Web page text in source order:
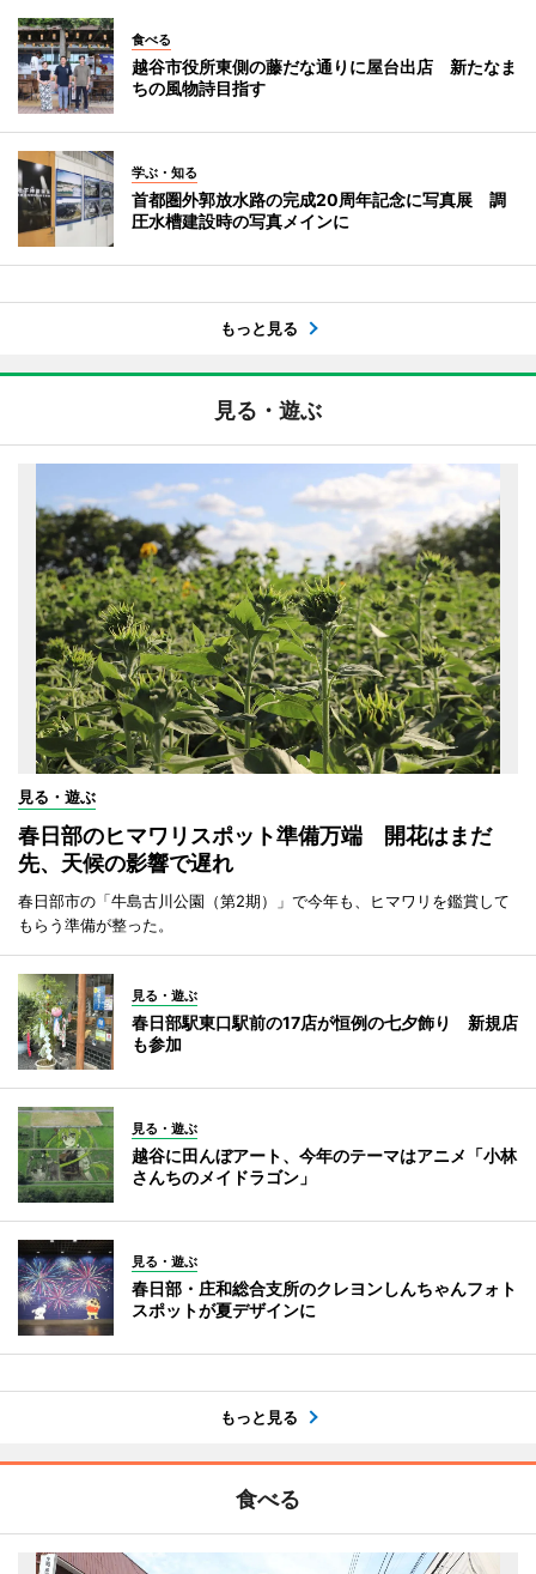
食べる
越谷市役所東側の藤だな通りに屋台出店 新たなま
ちの風物詩目指す
学ぶ・知る
首都圏外郭放水路の完成20周年記念に写真展 調
圧水槽建設時の写真メインに
もっと見る
見る・遊ぶ
見る・遊ぶ
春日部のヒマワリスポット準備万端 開花はまだ
先、天候の影響で遅れ
春日部市の「牛島古川公園（第2期）」で今年も、ヒマワリを鑑賞して
もらう準備が整った。
見る・遊ぶ
春日部駅東口駅前の17店が恒例の七夕飾り 新規店
も参加
見る・遊ぶ
越谷に田んぼアート、今年のテーマはアニメ「小林
さんちのメイドラゴン」
見る・遊ぶ
春日部・庄和総合支所のクレヨンしんちゃんフォト
スポットが夏デザインに
もっと見る
食べる